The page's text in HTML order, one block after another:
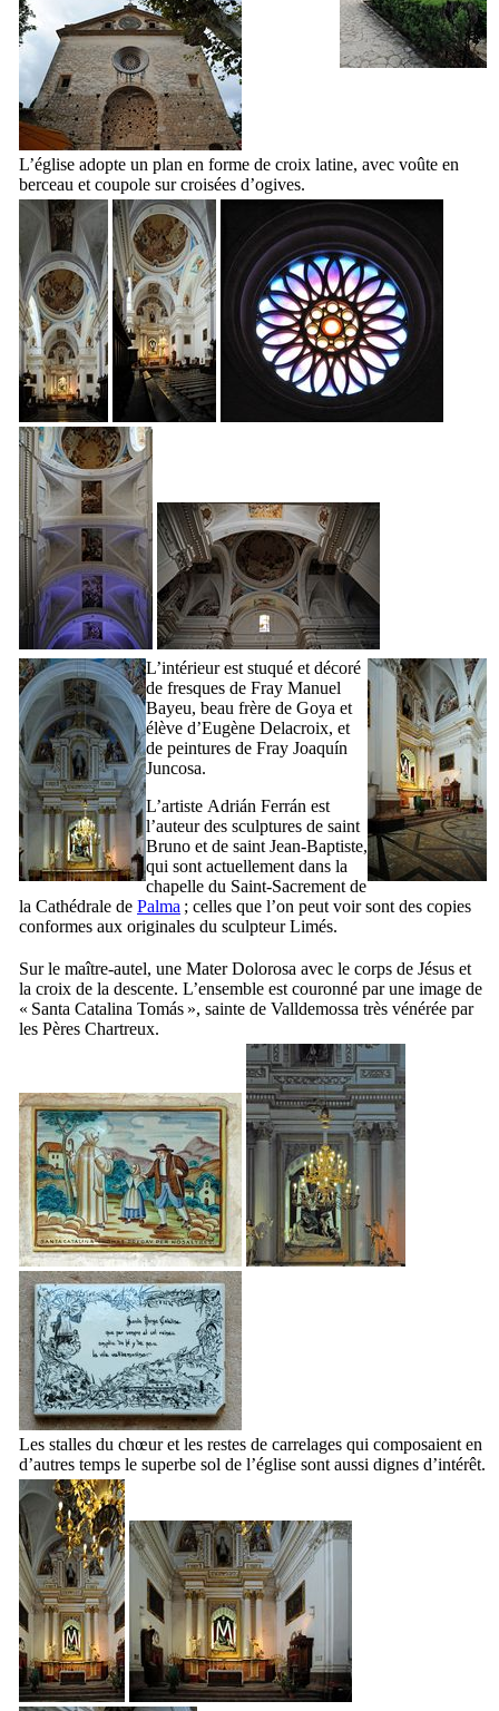
L’église adopte un plan en forme de croix latine, avec voûte en
berceau et coupole sur croisées d’ogives.
L’intérieur est stuqué et décoré
de fresques de Fray Manuel
Bayeu, beau frère de Goya et
élève d’Eugène Delacroix, et
de peintures de Fray Joaquín
Juncosa.
L’artiste Adrián Ferrán est
l’auteur des sculptures de saint
Bruno et de saint Jean-Baptiste,
qui sont actuellement dans la
chapelle du Saint-Sacrement de
la Cathédrale de Palma ; celles que l’on peut voir sont des copies
conformes aux originales du sculpteur Limés.
Sur le maître-autel, une Mater Dolorosa avec le corps de Jésus et
la croix de la descente. L’ensemble est couronné par une image de
« Santa Catalina Tomás », sainte de Valldemossa très vénérée par
les Pères Chartreux.
Les stalles du chœur et les restes de carrelages qui composaient en
d’autres temps le superbe sol de l’église sont aussi dignes d’intérêt.